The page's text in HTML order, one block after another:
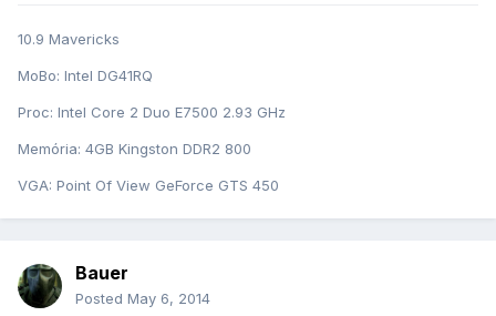
10.9 Mavericks
MoBo: Intel DG41RQ
Proc: Intel Core 2 Duo E7500 2.93 GHz
Memória: 4GB Kingston DDR2 800
VGA: Point Of View GeForce GTS 450
Bauer
Posted May 6, 2014